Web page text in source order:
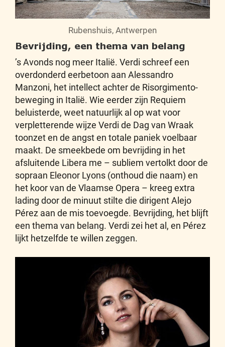
Rubenshuis, Antwerpen
Bevrijding, een thema van belang
’s Avonds nog meer Italië. Verdi schreef een
overdonderd eerbetoon aan Alessandro
Manzoni, het intellect achter de Risorgimento-
beweging in Italië. Wie eerder zijn Requiem
beluisterde, weet natuurlijk al op wat voor
verpletterende wijze Verdi de Dag van Wraak
toonzet en de angst en totale paniek voelbaar
maakt. De smeekbede om bevrijding in het
afsluitende Libera me – subliem vertolkt door de
sopraan Eleonor Lyons (onthoud die naam) en
het koor van de Vlaamse Opera – kreeg extra
lading door de minuut stilte die dirigent Alejo
Pérez aan de mis toevoegde. Bevrijding, het blijft
een thema van belang. Verdi zei het al, en Pérez
lijkt hetzelfde te willen zeggen.